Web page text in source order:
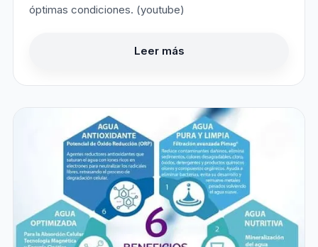
óptimas condiciones. (youtube)
Leer más